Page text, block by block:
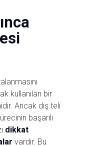
kullanılan bir
Ancak diş teli
başarılı
dikkat
vardır. Bu